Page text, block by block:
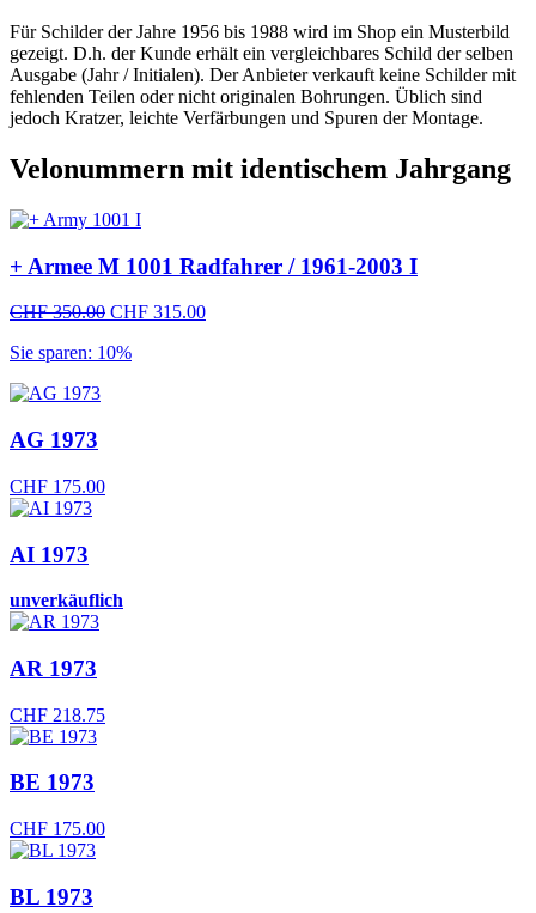
Für Schilder der Jahre 1956 bis 1988 wird im Shop ein Musterbild
gezeigt. D.h. der Kunde erhält ein vergleichbares Schild der selben
Ausgabe (Jahr / Initialen). Der Anbieter verkauft keine Schilder mit
fehlenden Teilen oder nicht originalen Bohrungen. Üblich sind
jedoch Kratzer, leichte Verfärbungen und Spuren der Montage.
Velonummern mit identischem Jahrgang
+ Armee M 1001 Radfahrer / 1961-2003 I
CHF350.00 Ursprünglicher
war:
CHF 315.00Aktueller
Sie sparen: 10%
AG 1973
CHF 175.00
AI 1973
unverkäuflich
AR 1973
CHF 218.75
BE 1973
CHF 175.00
BL 1973